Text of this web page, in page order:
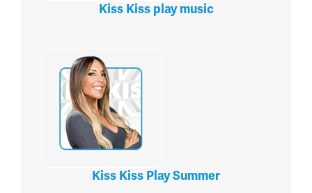
Kiss Kiss play music
Kiss Kiss Play Summer